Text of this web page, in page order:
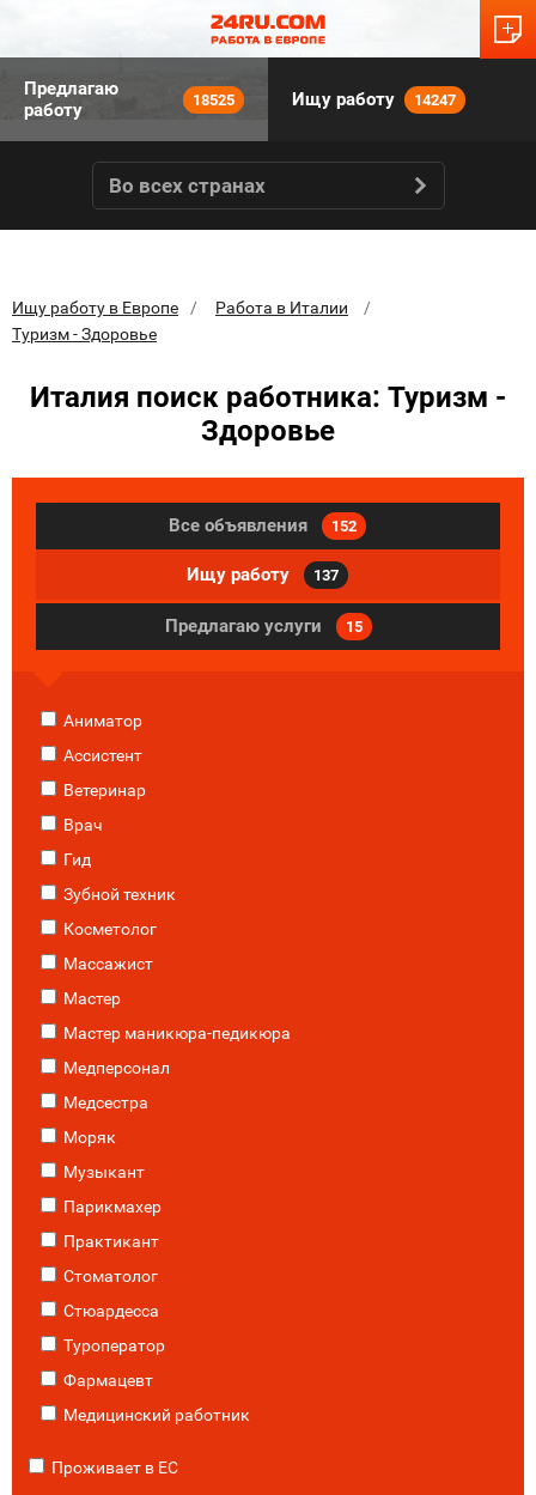
Предлагаю
работу
18525 Ищу работу 14247
Во всех странах
Ищу работу в Европе
Работа в Италии
Туризм - Здоровье
Италия поиск работника: Туризм -
Здоровье
Все объявления 152
Ищу работу 137
Предлагаю услуги 15
Аниматор
Ассистент
Ветеринар
Врач
Гид
Зубной техник
Косметолог
Массажист
Мастер
Мастер маникюра-педикюра
Медперсонал
Медсестра
Моряк
Музыкант
Парикмахер
Практикант
Стоматолог
Стюардесса
Туроператор
Фармацевт
Медицинский работник
Проживает в ЕС